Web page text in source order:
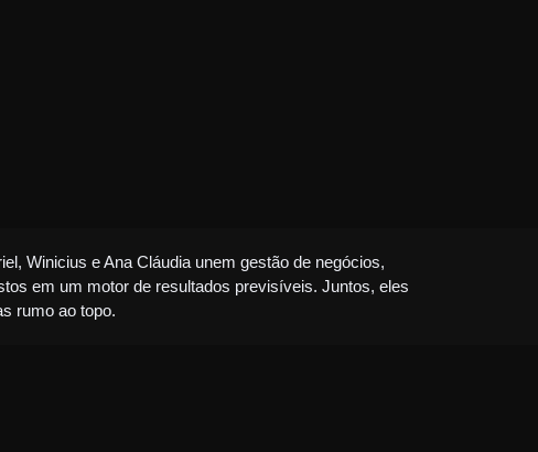
Winicius e Ana Cláudia unem gestão de negócios,
em um motor de resultados previsíveis. Juntos, eles
rumo ao topo.